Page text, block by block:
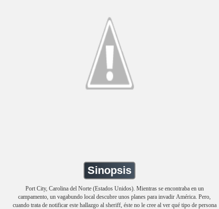
Sinopsis
Port City, Carolina del Norte (Estados Unidos). Mientras se encontraba en un
campamento, un vagabundo local descubre unos planes para invadir América. Pero,
cuando trata de notificar este hallazgo al sheriff, éste no le cree al ver qué tipo de persona